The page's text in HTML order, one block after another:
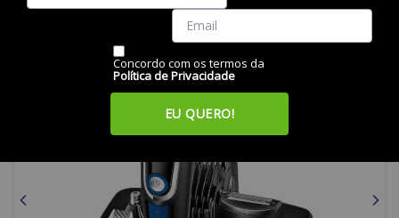
Concordo com os termos da
Política de Privacidade
EU QUERO!